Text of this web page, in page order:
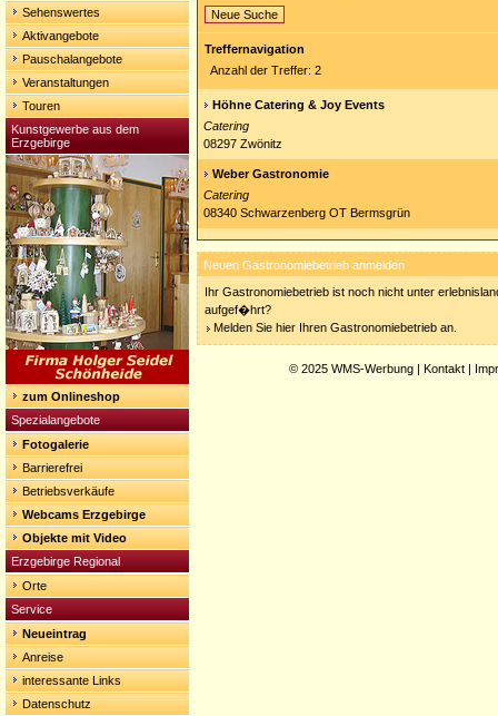
Sehenswertes
Aktivangebote
Pauschalangebote
Veranstaltungen
Touren
Kunstgewerbe aus dem
Erzgebirge
zum Onlineshop
Spezialangebote
Fotogalerie
Barrierefrei
Betriebsverkäufe
Webcams Erzgebirge
Objekte mit Video
Erzgebirge Regional
Orte
Service
Neueintrag
Anreise
interessante Links
Datenschutz
Neue Suche
Treffernavigation
Anzahl der Treffer: 2
Höhne Catering & Joy Events
Catering
08297 Zwönitz
Weber Gastronomie
Catering
08340 Schwarzenberg OT Bermsgrün
Neuen Gastronomiebetrieb anmelden
Ihr Gastronomiebetrieb ist noch nicht unter
aufgef�hrt?
Melden Sie hier Ihren Gastronomiebetrieb an.
© 2025 WMS-Werbung | Kontakt |